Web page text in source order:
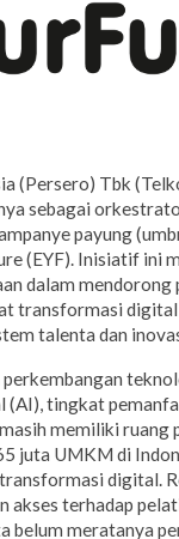
(Persero) Tbk
sebagai
payung
(EYF). Inisiatif ini
dalam
transformasi
talenta dan
(AI), tingkat
memiliki ruang
juta UMKM di
digital.
akses terhadap
belum meratanya